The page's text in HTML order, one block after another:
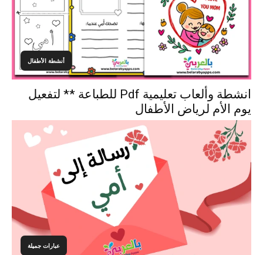
أنشطة الأطفال
انشطة وألعاب تعليمية Pdf للطباعة ** لتفعيل
يوم الأم لرياض الأطفال
عبارات جميلة